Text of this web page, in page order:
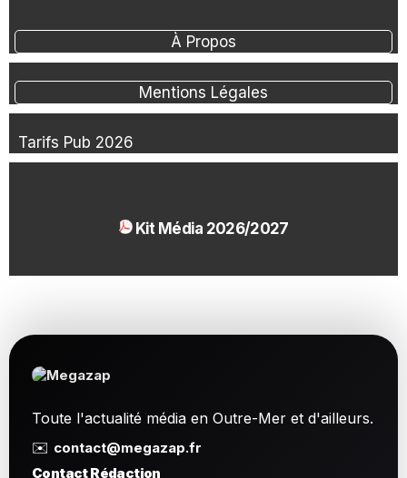
À Propos
Mentions Légales
Tarifs Pub 2026
Kit Média 2026/2027
Toute l'actualité média en Outre-Mer et d'ailleurs.
✉️ contact@megazap.fr
Contact Rédaction